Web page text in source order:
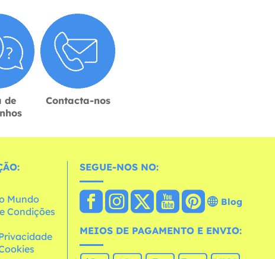
de
Contacta-nos
Mundo
Condições
SEGUE-NOS NO:
Blog
MEIOS DE PAGAMENTO E ENVIO: